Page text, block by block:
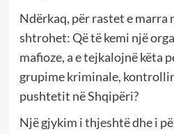
Ndërkaq, për rastet e marra
shtrohet: Që të kemi një
mafioze, a e tejkalojnë këta
grupime kriminale,
pushtetit në Shqipëri?
Një gjykim i thjeshtë dhe i